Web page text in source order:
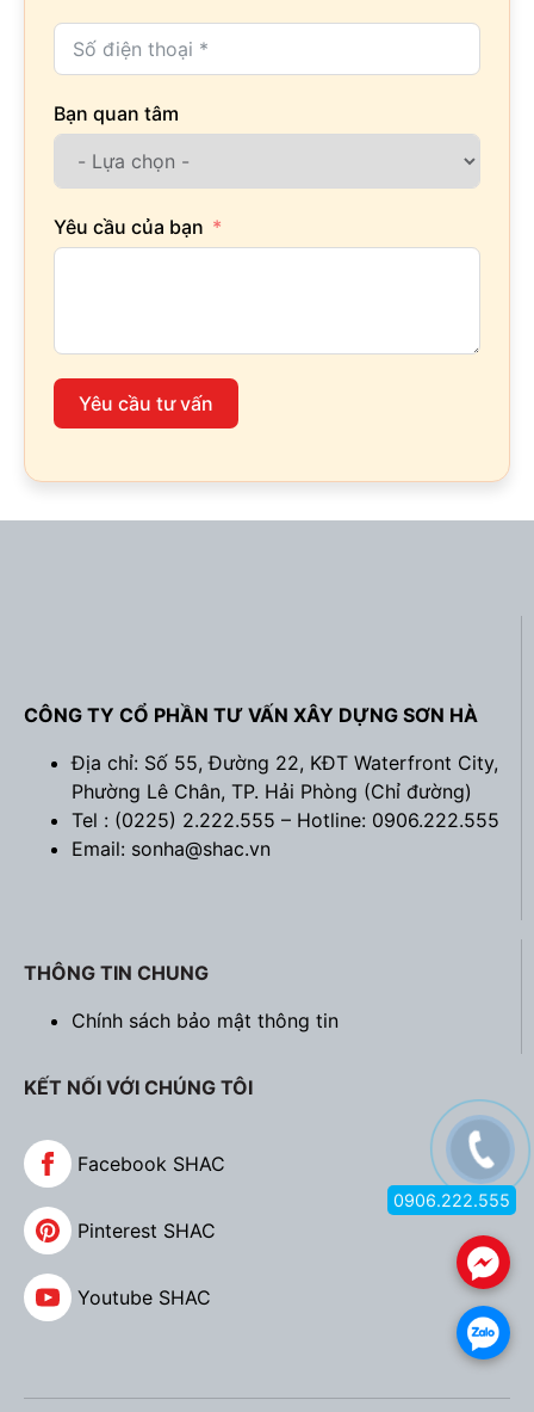
Bạn quan tâm
Yêu cầu của bạn
Yêu cầu tư vấn
CÔNG TY CỔ PHẦN TƯ VẤN XÂY DỰNG SƠN HÀ
Địa chỉ: Số 55, Đường 22, KĐT Waterfront City,
Phường Lê Chân, TP. Hải Phòng (Chỉ đường)
Tel : (0225) 2.222.555 – Hotline: 0906.222.555
Email: sonha@shac.vn
THÔNG TIN CHUNG
Chính sách bảo mật thông tin
KẾT NỐI VỚI CHÚNG TÔI
Facebook SHAC
Pinterest SHAC
Youtube SHAC
.
.
0906.222.555